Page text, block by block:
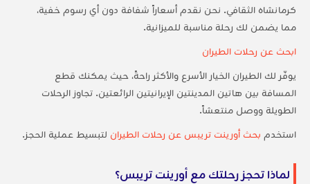
كرمانشاه الثقافي. نحن نقدم أسعاراً شفافة دون أي رسوم خفية،
مما يضمن لك رحلة مناسبة للميزانية.
ابحث عن رحلات الطيران
يوفّر لك الطيران الخيار الأسرع والأكثر راحةً، حيث يمكنك قطع
المسافة بين هاتين المدينتين الإيرانيتين الرائعتين. تجاوز الرحلات
الطويلة ووصل منتعشاً.
استخدم بحث أورينت تريبس عن رحلات الطيران لتبسيط عملية الحجز.
لماذا تحجز رحلتك مع أورينت تريبس؟